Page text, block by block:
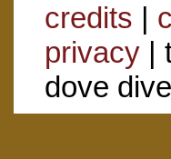
credits |
privacy|
dove